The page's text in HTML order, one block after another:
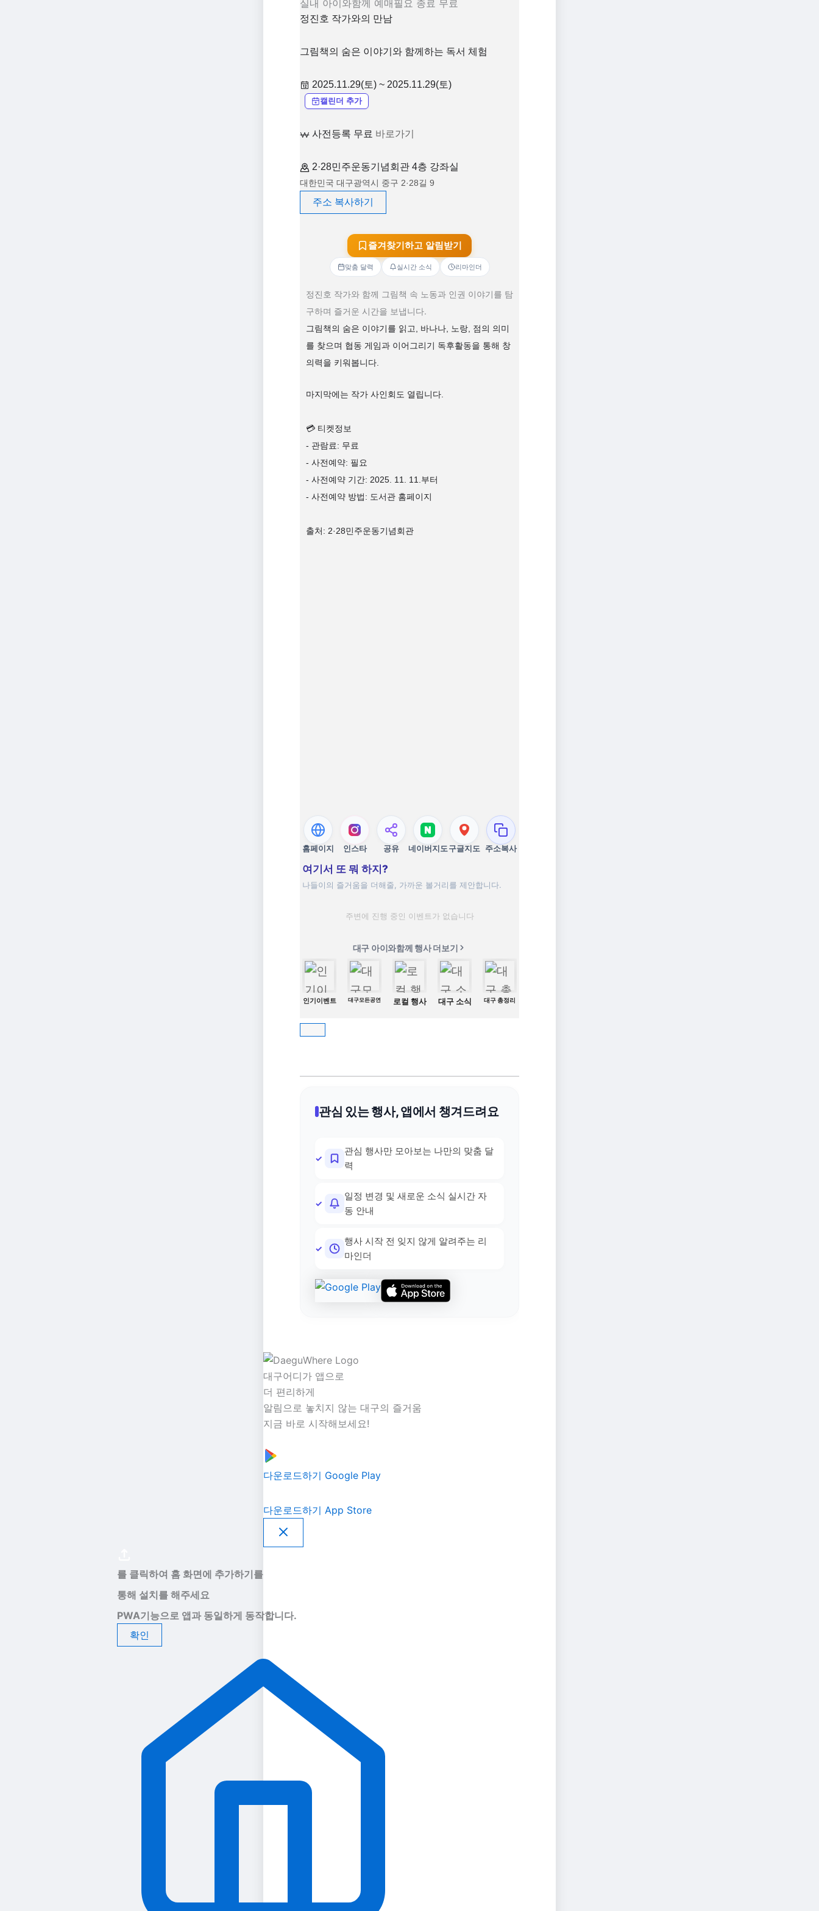
실내 아이와함께 예매필요 종료 무료
정진호 작가와의 만남
그림책의 숨은 이야기와 함께하는 독서 체험
2025.11.29(토) ~ 2025.11.29(토)
캘린더 추가
사전등록 무료 바로가기
2·28민주운동기념회관 4층 강좌실
대한민국 대구광역시 중구 2·28길 9
주소 복사하기
즐겨찾기하고 알림받기
맞춤 달력 실시간 소식 리마인더
정진호 작가와 함께 그림책 속 노동과 인권 이야기를 탐
구하며 즐거운 시간을 보냅니다.
그림책의 숨은 이야기를 읽고, 바나나, 노랑, 점의 의미
를 찾으며 협동 게임과 이어그리기 독후활동을 통해 창
의력을 키워봅니다.
마지막에는 작가 사인회도 열립니다.
💳 티켓정보
- 관람료: 무료
- 사전예약: 필요
- 사전예약 기간: 2025. 11. 11.부터
- 사전예약 방법: 도서관 홈페이지
출처: 2·28민주운동기념회관
홈페이지 인스타 공유 네이버지도구글지도 주소복사
여기서 또 뭐 하지?
나들이의 즐거움을 더해줄, 가까운 볼거리를 제안합니다.
주변에 진행 중인 이벤트가 없습니다
대구 아이와함께 행사 더보기
인기이벤트 대구모든공연 로컬 행사 대구 소식 대구 총정리
관심 있는 행사, 앱에서 챙겨드려요
관심 행사만 모아보는 나만의 맞춤 달
력
일정 변경 및 새로운 소식 실시간 자
동 안내
행사 시작 전 잊지 않게 알려주는 리
마인더
대구어디가 앱으로
더 편리하게
알림으로 놓치지 않는 대구의 즐거움
지금 바로 시작해보세요!
다운로드하기 Google Play
다운로드하기 App Store
를 클릭하여 홈 화면에 추가하기를
통해 설치를 해주세요
PWA기능으로 앱과 동일하게 동작합니다.
확인